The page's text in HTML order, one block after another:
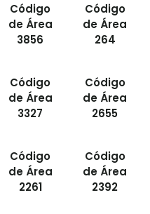
Código
de Área
3856
Código
de Área
264
Código
de Área
3327
Código
de Área
2655
Código
de Área
2261
Código
de Área
2392